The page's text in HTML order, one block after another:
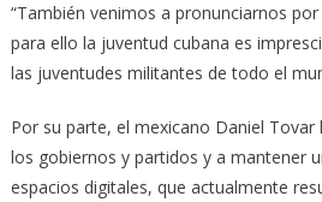
“También venimos a pronunciarnos
para ello la juventud cubana es
las juventudes militantes de todo el
Por su parte, el mexicano Daniel
los gobiernos y partidos y a mantener
espacios digitales, que actualmente